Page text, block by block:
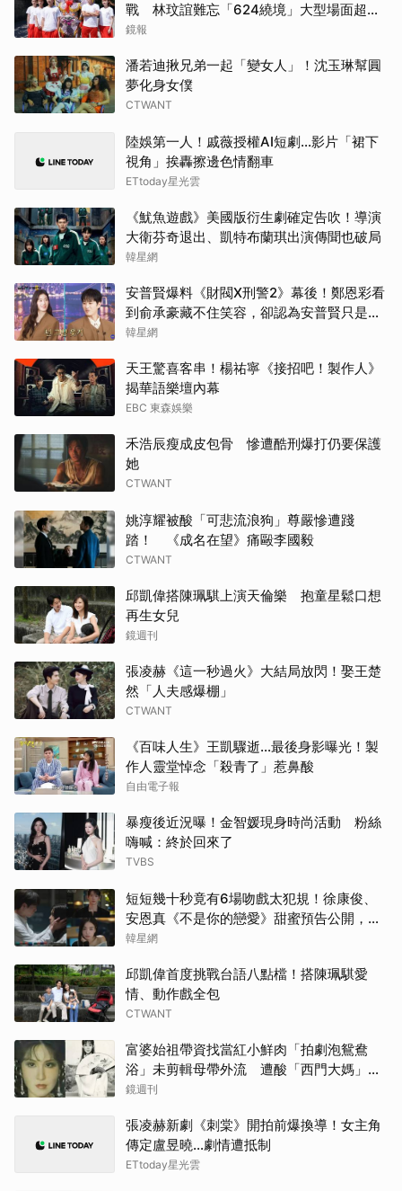
邊佑
戰 林玟誼難忘「624繞境」大型場面超震
撼
鏡報
潘若迪揪兄弟一起「變女人」！沈玉琳幫圓
夢化身女僕
CTWANT
陸娛第一人！戚薇授權AI短劇…影片「裙下
視角」挨轟擦邊色情翻車
ETtoday星光雲
《魷魚遊戲》美國版衍生劇確定告吹！導演
大衛芬奇退出、凱特布蘭琪出演傳聞也破局
韓星網
安普賢爆料《財閥X刑警2》幕後！鄭恩彩看
到俞承豪藏不住笑容，卻認為安普賢只是
「搞笑男」
韓星網
天王驚喜客串！楊祐寧《接招吧！製作人》
揭華語樂壇內幕
EBC 東森娛樂
禾浩辰瘦成皮包骨 慘遭酷刑爆打仍要保護
她
CTWANT
姚淳耀被酸「可悲流浪狗」尊嚴慘遭踐
踏！ 《成名在望》痛毆李國毅
CTWANT
邱凱偉搭陳珮騏上演天倫樂 抱童星鬆口想
再生女兒
鏡週刊
張凌赫《這一秒過火》大結局放閃！娶王楚
然「人夫感爆棚」
CTWANT
《百味人生》王凱驟逝…最後身影曝光！製
作人靈堂悼念「殺青了」惹鼻酸
自由電子報
暴瘦後近況曝！金智媛現身時尚活動 粉絲
嗨喊：終於回來了
TVBS
短短幾十秒竟有6場吻戲太犯規！徐康俊、
安恩真《不是你的戀愛》甜蜜預告公開，網
友直呼：太期待了！
韓星網
邱凱偉首度挑戰台語八點檔！搭陳珮騏愛
情、動作戲全包
CTWANT
富婆始祖帶資找當紅小鮮肉「拍劇泡鴛鴦
浴」未剪輯母帶外流 遭酸「西門大媽」真
實年齡曝
鏡週刊
張凌赫新劇《刺棠》開拍前爆換導！女主角
傳定盧昱曉…劇情遭抵制
ETtoday星光雲